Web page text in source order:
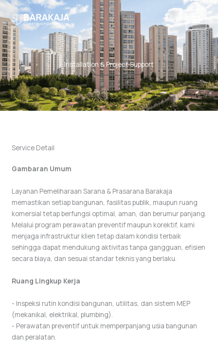
Lewati
ke
konten
Main
Menu
Installation & Project Support
Service Detail
Gambaran Umum
Layanan Pemeliharaan Sarana & Prasarana Barakaja
memastikan setiap bangunan, fasilitas publik, maupun ruang
komersial tetap berfungsi optimal, aman, dan berumur panjang.
Melalui program perawatan preventif maupun korektif, kami
menjaga infrastruktur klien tetap dalam kondisi terbaik
sehingga dapat mendukung aktivitas tanpa gangguan, efisien
secara biaya, dan sesuai standar teknis yang berlaku.
Ruang Lingkup Kerja
- Inspeksi rutin kondisi bangunan, utilitas, dan sistem MEP
(mekanikal, elektrikal, plumbing).
- Perawatan preventif untuk memperpanjang usia bangunan
dan peralatan.